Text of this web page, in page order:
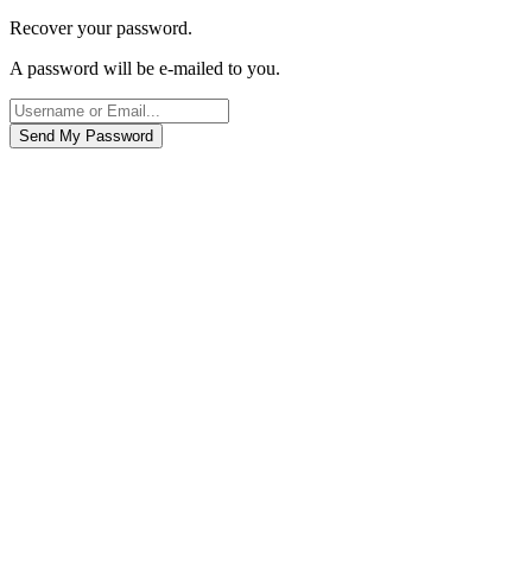
Recover your password.
A password will be e-mailed to you.